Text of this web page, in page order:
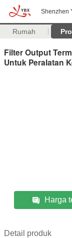
Shenzhen
Rumah
Filter Output
Untuk Peralatan
Harga
Detail produk